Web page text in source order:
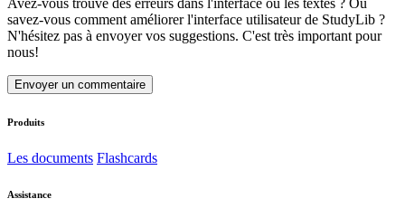
savez-vous comment améliorer l'interface utilisateur de StudyLib ?
N'hésitez pas à envoyer vos suggestions. C'est très important pour
nous!
Envoyer un commentaire
Produits
Les documents Flashcards
Assistance